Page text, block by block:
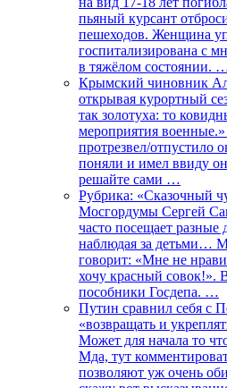
пьяный курсант
пешеходов. Женщина
госпитализирована с
в тяжёлом состоянии.
Крымский чиновник
открывая курортный
так золотуха: то
мероприятия
протрезвел/отпустило
поняли и имел ввиду
решайте сами …
Рубрика: «Сказочный
Мосгордумы Сергей
часто посещает разные
наблюдая за детьми…
говорит: «Мне не
хочу красный совок!».
пособники Госдепа. …
Путин сравнил себя с
«возвращать и
Может для начала то
Мда, тут
позволяют уж очень